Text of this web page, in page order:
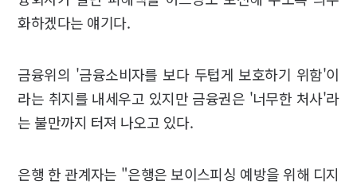
화하겠다는 얘기다.
금융위의 '금융소비자를 보다 두텁게 보호하기 위함'이
라는 취지를 내세우고 있지만 금융권은 '너무한 처사'라
는 불만까지 터져 나오고 있다.
은행 한 관계자는 "은행은 보이스피싱 예방을 위해 디지